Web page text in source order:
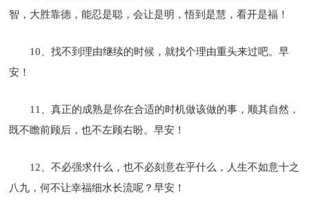
智，大胜靠德，能忍是聪，会让是明，悟到是慧，看开是福！
10、找不到理由继续的时候，就找个理由重头来过吧。早
安！
11、真正的成熟是你在合适的时机做该做的事，顺其自然，
既不瞻前顾后，也不左顾右盼。早安！
12、不必强求什么，也不必刻意在乎什么，人生不如意十之
八九，何不让幸福细水长流呢？早安！